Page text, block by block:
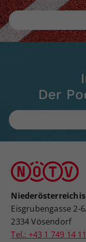
Der
Eisgrubengasse 2-
2334 Vösendorf
Tel.: +43 1 749 14 11